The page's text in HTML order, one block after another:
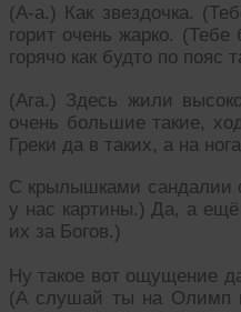
(А-а.) Как звездочка.
горит очень жарко.
горячо как будто по пояс
(Ага.) Здесь жили
очень большие такие,
Греки да в таких, а на
С крылышками сандалии
у нас картины.) Да, а
их за Богов.)
Ну такое вот ощущение
(А слушай ты на Олимп